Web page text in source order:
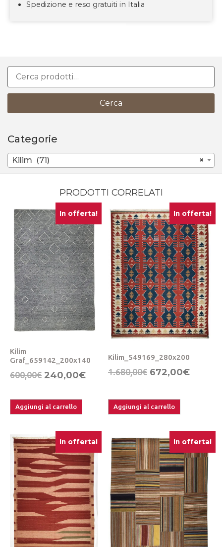
Cerca
Categorie
×
Kilim (71)
Spedizione e reso gratuiti in Italia
PRODOTTI CORRELATI
In offerta!
Kilim
Graf_659142_200x140
600,00€ 240,00€
Aggiungi al carrello
In offerta!
Kilim_549169_280x200
1.680,00€ 672,00€
Aggiungi al carrello
In offerta! In offerta!